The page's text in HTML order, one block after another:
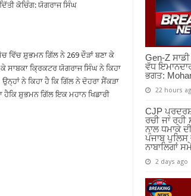
Gen-Z
ਵੱਧ
ਭਗਤ:
22 hours
CJP
ਰਚੀ ਜਾ ਰਹੀ
ਨਾਲ ਧਮਾਕੇ
ਪੰਜਾਬ ਪੁਲਿਸ
ਨਾਬਾਲਿਗਾਂ
2 days ago
ਕੋਚਿੰਗ: ਯੋਗਰਾਜ ਸਿੰਘ
ਸ਼ੁਭਮਨ ਗਿੱਲ ਨੇ 269 ਦੌੜਾਂ ਬਣਾ ਕੇ
ਸਾਬਕਾ ਕ੍ਰਿਕਟਰ ਯੋਗਰਾਜ ਸਿੰਘ ਨੇ ਕਿਹਾ
ਨੇ ਕਿਹਾ ਹੈ ਕਿ ਗਿੱਲ ਨੇ ਦੋਹਰਾ ਸੈਂਕੜਾ
ਸ਼ੁਭਮਨ ਗਿੱਲ ਇਕ ਮਹਾਨ ਖਿਡਾਰੀ